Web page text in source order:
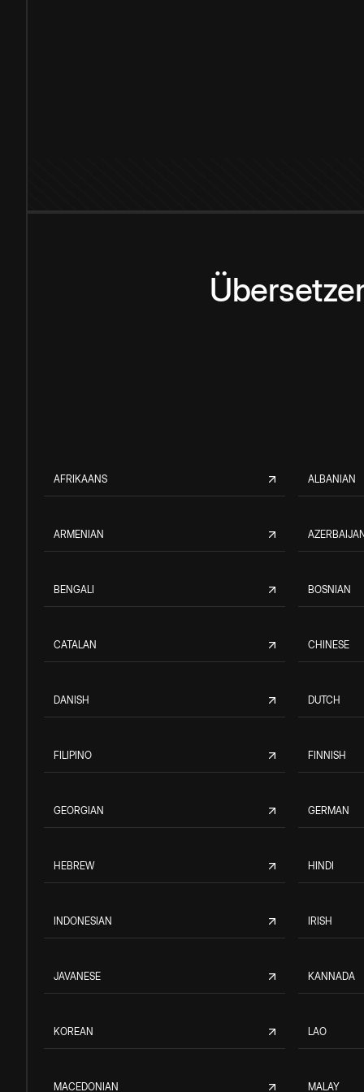
AFRIKAANS ALBANIAN
ARMENIAN
BENGALI BOSNIAN
CATALAN CHINESE
DANISH DUTCH
FILIPINO FINNISH
GEORGIAN GERMAN
HEBREW HINDI
INDONESIAN IRISH
JAVANESE KANNADA
KOREAN LAO
MACEDONIAN MALAY